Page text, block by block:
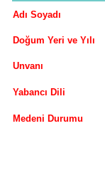
Adı Soyadı
Doğum Yeri ve Yılı
Unvanı
Yabancı Dili
Medeni Durumu